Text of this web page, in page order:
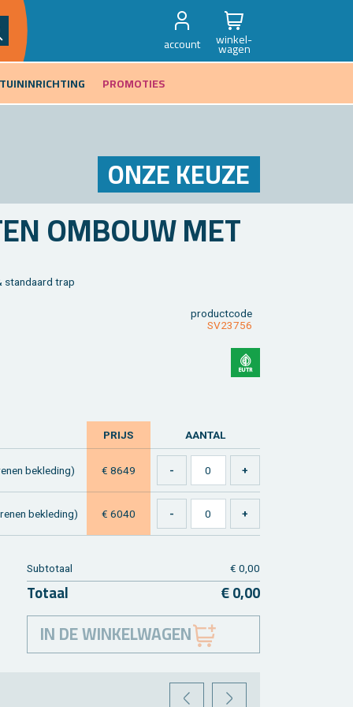
account winkel-
wagen
TUININRICHTING PROMOTIES
ONZE KEUZE
OM­BOUW MET
stan­daard trap
product­code
SV23756
PRIJS AAN­TAL
be­kle­ding) € 8649
be­kle­ding) € 6040
Sub­to­taal € 0,00
To­taal € 0,00
IN DE WINKELWAGEN